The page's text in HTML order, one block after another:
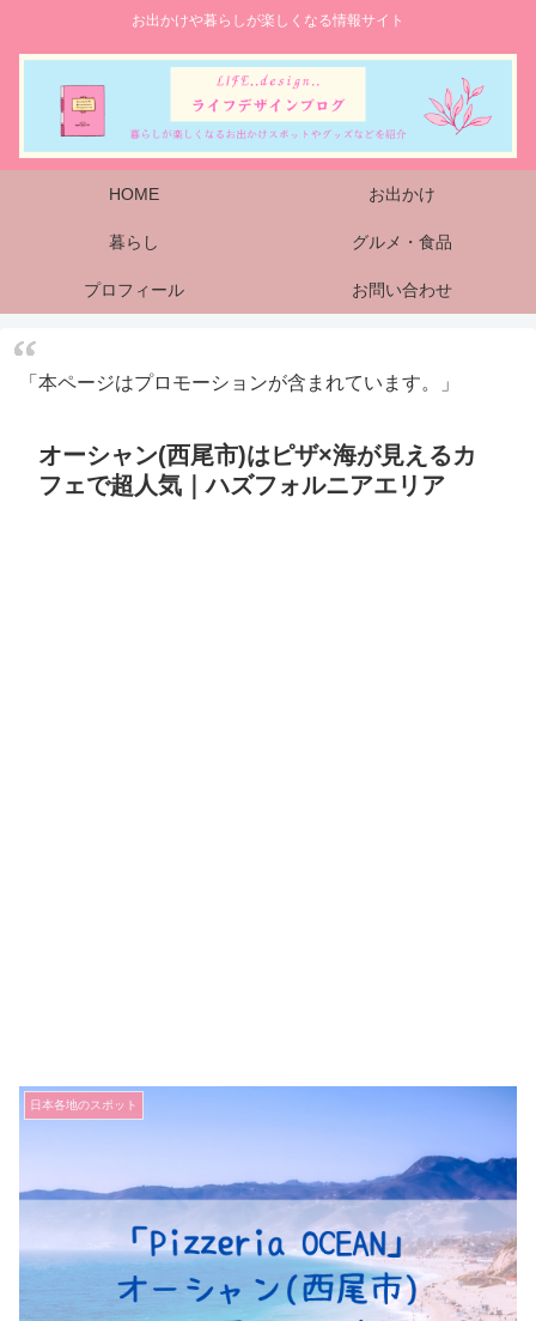
お出かけや暮らしが楽しくなる情報サイト
HOME お出かけ
暮らし グルメ・食品
プロフィール お問い合わせ
「本ページはプロモーションが含まれています。」
オーシャン(西尾市)はピザ×海が見えるカ
フェで超人気｜ハズフォルニアエリア
日本各地のスポット